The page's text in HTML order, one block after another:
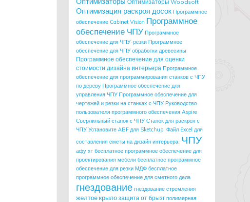
Оптимизаторы Woodsoft
Оптимизация раскроя досок Программное
обеспечение Cabinet Vision Программное
обеспечение ЧПУ Программное
обеспечение для ЧПУ-резки Программное
обеспечение для ЧПУ обработки древесины
Программное обеспечение для оценки
стоимости дизайна интерьера Программное
обеспечение для программирования станков с ЧПУ
по дереву Программное обеспечение для
управления ЧПУ Программное обеспечение для
чертежей и резки на станках с ЧПУ Руководство
пользователя программного обеспечения Aspire
Сверлильный станок с ЧПУ Станок для раскроя с
ЧПУ Установите ABF для Sketchup. Файл Excel для
составления сметы на дизайн интерьера. ЧПУ
афу хт бесплатное программное обеспечение для
проектирования мебели бесплатное программное
обеспечение для резки МДФ бесплатное
программное обеспечение для сметного дела
гнездование гнездование стремления
желтое крыло защита от брызг полимерная